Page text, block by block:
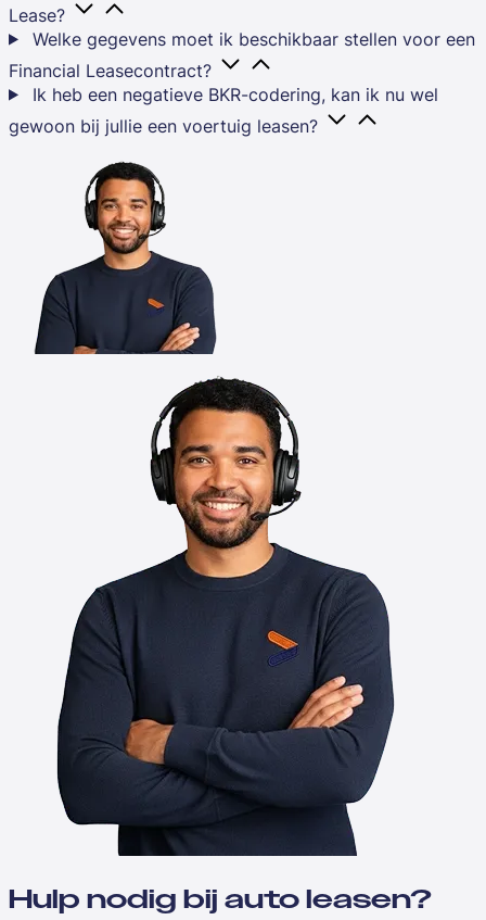
Lease?
Welke gegevens moet ik beschikbaar stellen voor een
Financial Leasecontract?
Ik heb een negatieve BKR-codering, kan ik nu wel
gewoon bij jullie een voertuig leasen?
Hulp nodig bij auto leasen?